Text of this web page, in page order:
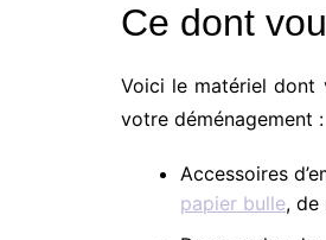
Ce dont
Voici le matériel dont
votre déménagement :
Accessoires
papier bulle, de